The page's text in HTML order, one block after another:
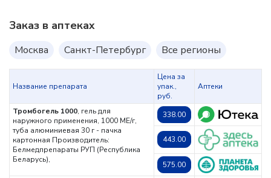
Заказ в аптеках
Москва Санкт-Петербург Все регионы
Название препарата
Цена за
упак.,
руб.
Аптеки
Тромбогель 1000, гель для
наружного применения, 1000 МЕ/г,
туба алюминиевая 30 г - пачка
картонная Производитель:
Белмедпрепараты РУП (Республика
Беларусь),
338.00
443.00
575.00